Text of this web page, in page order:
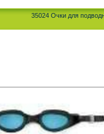
35024 Очки для